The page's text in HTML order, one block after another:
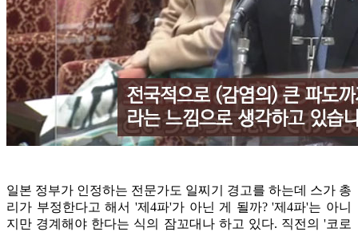
일본 정부가 인정하는 전문가도 일찌기 경고를 하는데 스가 총
리가 부정한다고 해서 '제4파'가 아닌 게 될까? '제4파'는 아니
지만 경계해야 한다는 식의 잠꼬대나 하고 있다. 직전의 '코로